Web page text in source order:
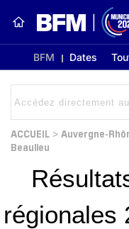
BFM Dates
ACCUEIL > Auvergne-
Beaulieu
régionales